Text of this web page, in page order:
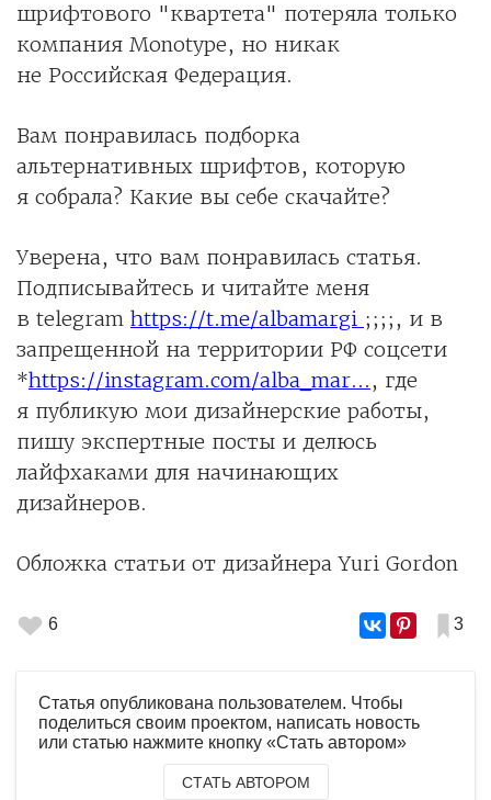
шрифтового "квартета" потеряла только
компания Monotype, но никак
не Российская Федерация.
Вам понравилась подборка
альтернативных шрифтов, которую
я собрала? Какие вы себе скачайте?
Уверена, что вам понравилась статья.
Подписывайтесь и читайте меня
в telegram https://t.me/albamargi ;;;;, и в
запрещенной на территории РФ соцсети
*https://instagram.com/alba_mar..., где
я публикую мои дизайнерские работы,
пишу экспертные посты и делюсь
лайфхаками для начинающих
дизайнеров.
Обложка статьи от дизайнера Yuri Gordon
6 3
Статья опубликована пользователем. Чтобы
поделиться своим проектом, написать новость
или статью нажмите кнопку «Стать автором»
СТАТЬ АВТОРОМ